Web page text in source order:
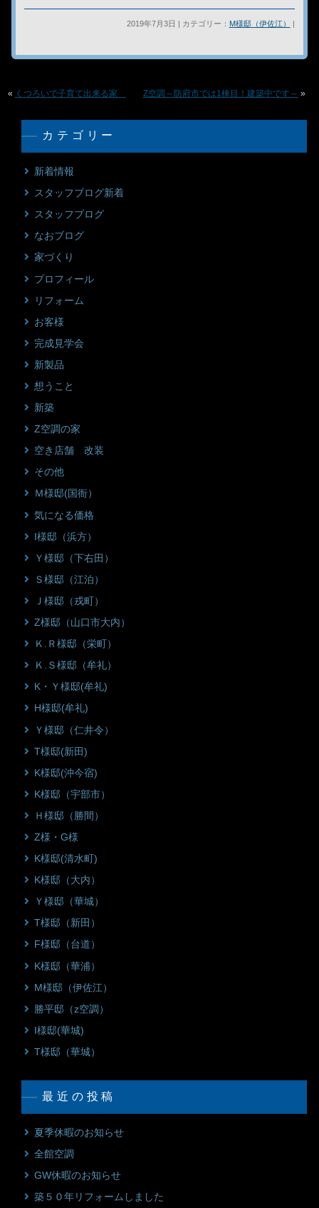
2019年7月3日 | カテゴリー： M様邸（伊佐江） |
« くつろいで子育て出来る家 Z空調～防府市では1棟目！建築中です～ »
カテゴリー
新着情報
スタッフブログ新着
スタッフブログ
なおブログ
家づくり
プロフィール
リフォーム
お客様
完成見学会
新製品
想うこと
新築
Z空調の家
空き店舗 改装
その他
Ｍ様邸(国衙）
気になる価格
I様邸（浜方）
Ｙ様邸（下右田）
Ｓ様邸（江泊）
Ｊ様邸（戎町）
Z様邸（山口市大内）
Ｋ.Ｒ様邸（栄町）
Ｋ.Ｓ様邸（牟礼）
K・Ｙ様邸(牟礼)
H様邸(牟礼)
Ｙ様邸（仁井令）
T様邸(新田)
K様邸(沖今宿)
K様邸（宇部市）
Ｈ様邸（勝間）
Z様・G様
K様邸(清水町)
K様邸（大内）
Ｙ様邸（華城）
T様邸（新田）
F様邸（台道）
K様邸（華浦）
M様邸（伊佐江）
勝平邸（z空調）
I様邸(華城)
T様邸（華城）
最近の投稿
夏季休暇のお知らせ
全館空調
GW休暇のお知らせ
築５０年リフォームしました